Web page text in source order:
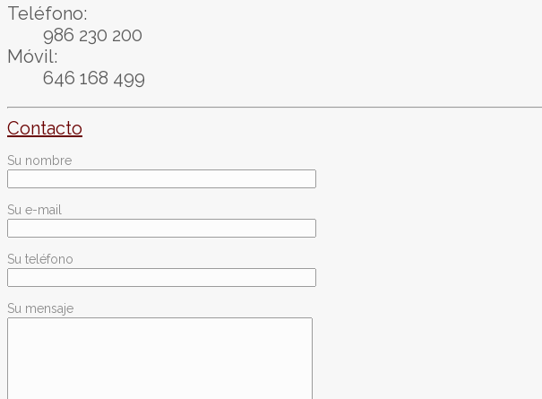
Teléfono:
986 230 200
Móvil:
646 168 499
Contacto
Su nombre
Su e-mail
Su teléfono
Su mensaje